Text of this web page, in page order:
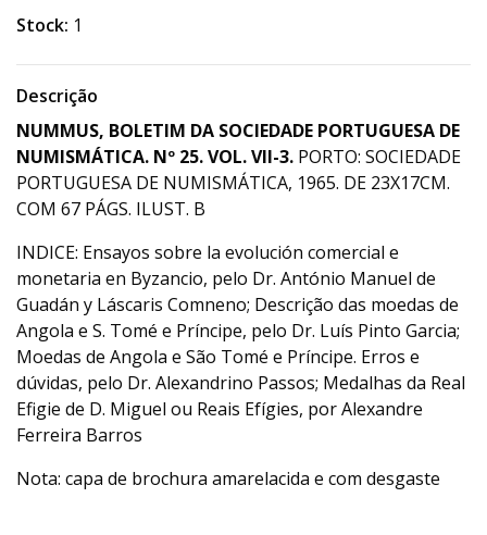
Stock: 1
Descrição
NUMMUS, BOLETIM DA SOCIEDADE PORTUGUESA DE
NUMISMÁTICA. Nº 25. VOL. VII-3. PORTO: SOCIEDADE
PORTUGUESA DE NUMISMÁTICA, 1965. DE 23X17CM.
COM 67 PÁGS. ILUST. B
INDICE: Ensayos sobre la evolución comercial e
monetaria en Byzancio, pelo Dr. António Manuel de
Guadán y Láscaris Comneno; Descrição das moedas de
Angola e S. Tomé e Príncipe, pelo Dr. Luís Pinto Garcia;
Moedas de Angola e São Tomé e Príncipe. Erros e
dúvidas, pelo Dr. Alexandrino Passos; Medalhas da Real
Efigie de D. Miguel ou Reais Efígies, por Alexandre
Ferreira Barros
Nota: capa de brochura amarelacida e com desgaste